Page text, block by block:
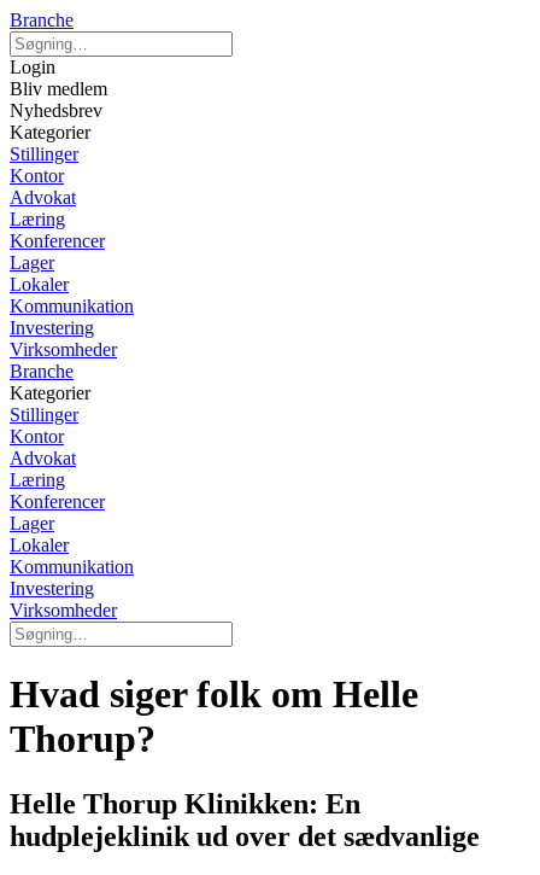
Branche
Login
Bliv medlem
Nyhedsbrev
Kategorier
Stillinger
Kontor
Advokat
Læring
Konferencer
Lager
Lokaler
Kommunikation
Investering
Virksomheder
Branche
Kategorier
Stillinger
Kontor
Advokat
Læring
Konferencer
Lager
Lokaler
Kommunikation
Investering
Virksomheder
Hvad siger folk om Helle
Thorup?
Helle Thorup Klinikken: En
hudplejeklinik ud over det sædvanlige